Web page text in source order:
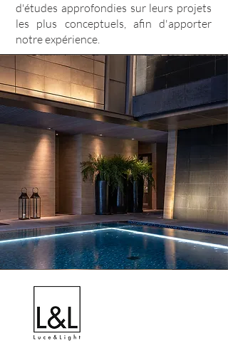
d'études approfondies sur leurs projets
les plus conceptuels, afin d'apporter
notre expérience.